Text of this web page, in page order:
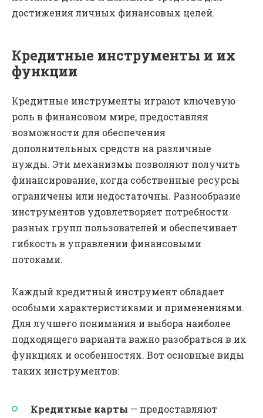
достижения личных финансовых целей.
Кредитные инструменты и их
функции
Кредитные инструменты играют ключевую
роль в финансовом мире, предоставляя
возможности для обеспечения
дополнительных средств на различные
нужды. Эти механизмы позволяют получить
финансирование, когда собственные ресурсы
ограничены или недостаточны. Разнообразие
инструментов удовлетворяет потребности
разных групп пользователей и обеспечивает
гибкость в управлении финансовыми
потоками.
Каждый кредитный инструмент обладает
особыми характеристиками и применениями.
Для лучшего понимания и выбора наиболее
подходящего варианта важно разобраться в их
функциях и особенностях. Вот основные виды
таких инструментов:
Кредитные карты — предоставляют